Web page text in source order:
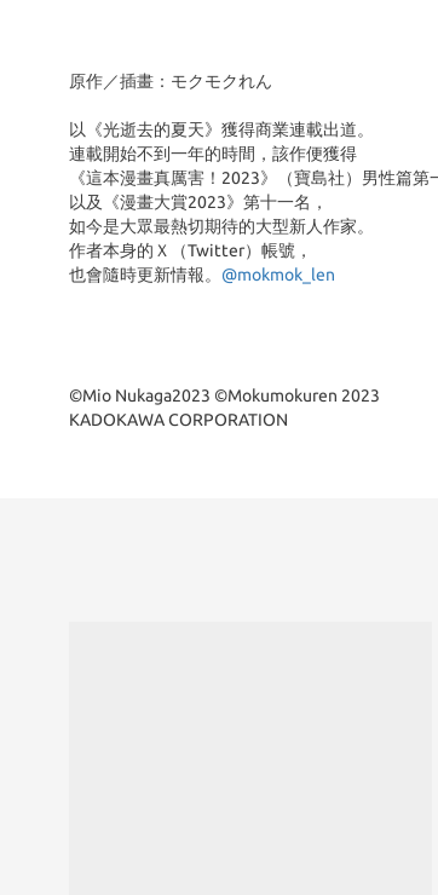
原作／插畫：モクモクれん
以《光逝去的夏天》獲得商業連載出道。
連載開始不到一年的時間，該作便獲得
《這本漫畫真厲害！2023》（寶島社）男性篇第
以及《漫畫大賞2023》第十一名，
如今是大眾最熱切期待的大型新人作家。
作者本身的Ｘ（Twitter）帳號，
也會隨時更新情報。 @mokmok_len
©Mio Nukaga2023 ©Mokumokuren 2023
KADOKAWA CORPORATION